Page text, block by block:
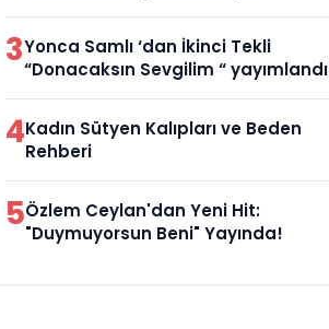
3Yonca Samlı ‘dan İkinci Tekli
“Donacaksın Sevgilim “ yayımlandı
4Kadın Sütyen Kalıpları ve Beden
Rehberi
5Özlem Ceylan'dan Yeni Hit:
"Duymuyorsun Beni" Yayında!